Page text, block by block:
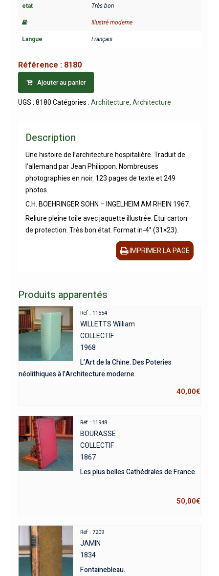
etat Très bon
Illustré moderne
Langue Français
Référence : 8180
Ajouter au panier
UGS : 8180 Catégories : Architecture, Architecture
Description
Une histoire de l’architecture hospitalière. Traduit de
l’allemand par Jean Philippon. Nombreuses
photographies en noir. 123 pages de texte et 249
photos.
C.H. BOEHRINGER SOHN – INGELHEIM AM RHEIN 1967.
Reliure pleine toile avec jaquette illustrée. Etui carton
de protection. Très bon état. Format in-4° (31×23).
IMPRIMER LA PAGE
Produits apparentés
Réf : 11554
WILLETTS William
COLLECTIF
1968
L’Art de la Chine. Des Poteries
néolithiques à l’Architecture moderne.
40,00€
Réf : 11948
BOURASSE
COLLECTIF
1867
Les plus belles Cathédrales de France.
50,00€
Réf : 7209
JAMIN
1834
Fontainebleau.